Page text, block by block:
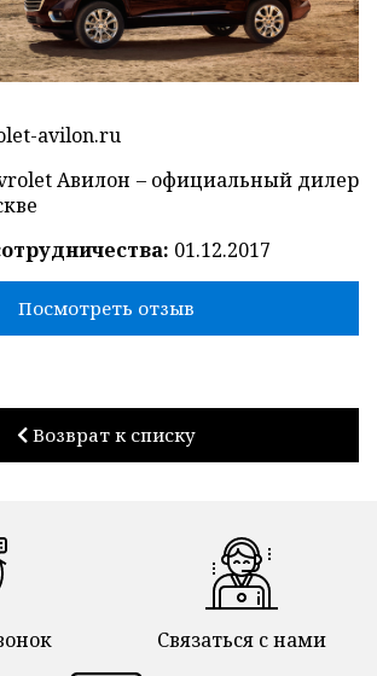
avilon.ru
Авилон – официальный дилер
01.12.2017
Посмотреть отзыв
Возврат к списку
Связаться с нами